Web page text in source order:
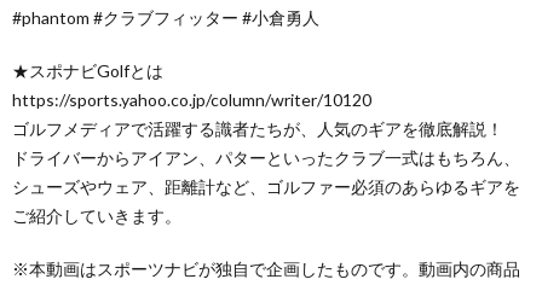
#phantom #クラブフィッター #小倉勇人
★スポナビGolfとは
https://sports.yahoo.co.jp/column/writer/10120
ゴルフメディアで活躍する識者たちが、人気のギアを徹底解説！
ドライバーからアイアン、パターといったクラブ一式はもちろん、
シューズやウェア、距離計など、ゴルファー必須のあらゆるギアを
ご紹介していきます。
※本動画はスポーツナビが独自で企画したものです。動画内の商品